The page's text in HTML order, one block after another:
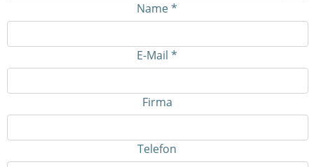
Name *
E-Mail *
Firma
Telefon